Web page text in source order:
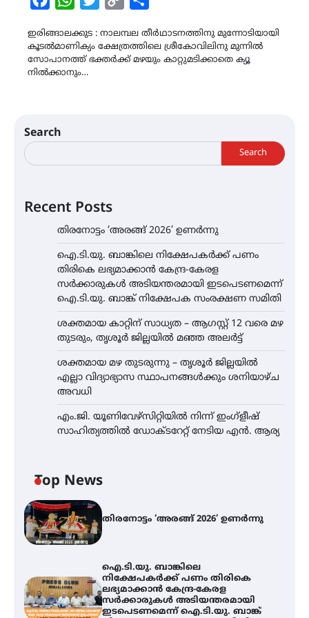
ഇരിങ്ങാലക്കുട : നാലമ്പല തീർഥാടനത്തിനു മുന്നോടിയായി
കൂടൽമാണിക്യം ക്ഷേത്രത്തിലെ ശ്രീകോവിലിനു മുന്നിൽ
സോപാനത്ത് ഭക്തർക്ക് മഴയും കാറ്റുമടിക്കാതെ ക്യൂ
നിൽക്കാനും…
Search
Search
Recent Posts
തിരനോട്ടം ‘അരങ്ങ് 2026’ ഉണർന്നു
ഐ.ടി.യു. ബാങ്കിലെ നിക്ഷേപകർക്ക് പണം
തിരികെ ലഭ്യമാക്കാൻ കേന്ദ്ര-കേരള
സർക്കാരുകൾ അടിയന്തരമായി ഇടപെടണമെന്ന്
ഐ.ടി.യു. ബാങ്ക് നിക്ഷേപക സംരക്ഷണ സമിതി
ശക്തമായ കാറ്റിന് സാധ്യത – ആഗസ്റ്റ് 12 വരെ മഴ
തുടരും, തൃശൂർ ജില്ലയിൽ മഞ്ഞ അലർട്ട്
ശക്തമായ മഴ തുടരുന്നു – തൃശൂർ ജില്ലയിൽ
എല്ലാ വിദ്യാഭ്യാസ സ്ഥാപനങ്ങൾക്കും ശനിയാഴ്ച
അവധി
എം.ജി. യൂണിവേഴ്‌സിറ്റിയിൽ നിന്ന് ഇംഗ്ളീഷ്
സാഹിത്യത്തിൽ ഡോക്ടറേറ്റ് നേടിയ എൻ. ആര്യ
Top News
തിരനോട്ടം ‘അരങ്ങ് 2026’ ഉണർന്നു
ഐ.ടി.യു. ബാങ്കിലെ
നിക്ഷേപകർക്ക് പണം തിരികെ
ലഭ്യമാക്കാൻ കേന്ദ്ര-കേരള
സർക്കാരുകൾ അടിയന്തരമായി
ഇടപെടണമെന്ന് ഐ.ടി.യു. ബാങ്ക്